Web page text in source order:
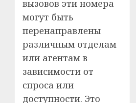
вызовов эти номера
могут быть
перенаправлены
различным отделам
или агентам в
зависимости от
спроса или
доступности. Это